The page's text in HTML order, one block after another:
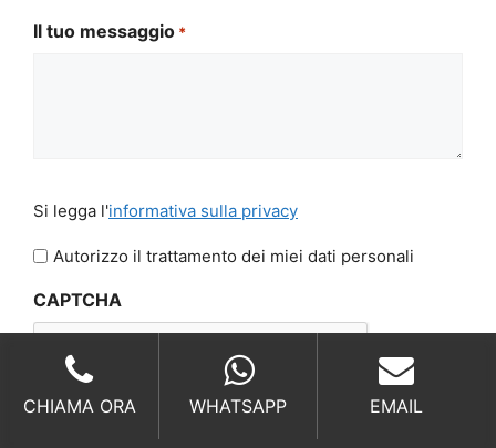
Il tuo messaggio *
legga
l'informativa
privacy
*
Si legga l'informativa sulla privacy
Autorizzo il trattamento dei miei dati personali
CAPTCHA
CHIAMA ORA WHATSAPP EMAIL